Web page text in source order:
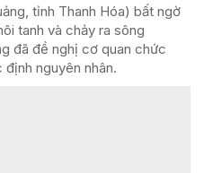
tỉnh Thanh Hóa) bất ngờ
tanh và chảy ra sông
đã đề nghị cơ quan chức
nguyên nhân.